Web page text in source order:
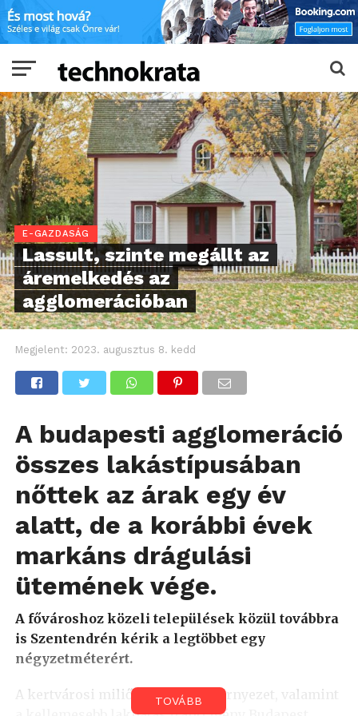
E-GAZDASÁG
Lassult, szinte megállt az
áremelkedés az
agglomerációban
Megjelent: 2023. augusztus 8. kedd
A budapesti agglomeráció
összes lakástípusában
nőttek az árak egy év
alatt, de a korábbi évek
markáns drágulási
ütemének vége.
A fővároshoz közeli települések közül továbbra
is Szentendrén kérik a legtöbbet egy
négyzetméterért.
A kertvárosi miliő, a zöld lakókörnyezet, valamint
TOVÁBB